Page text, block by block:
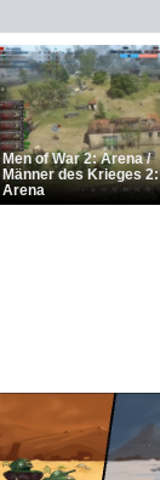
Men of War 2: Arena /
Männer des Krieges 2:
Arena